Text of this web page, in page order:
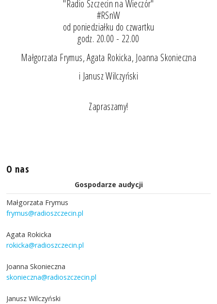
"Radio Szczecin na Wieczór"
#RSnW
od poniedziałku do czwartku
godz. 20.00 - 22.00
Małgorzata Frymus, Agata Rokicka, Joanna Skonieczna
i Janusz Wilczyński
Zapraszamy!
O nas
Gospodarze audycji
Małgorzata Frymus
frymus@radioszczecin.pl
Agata Rokicka
rokicka@radioszczecin.pl
Joanna Skonieczna
skonieczna@radioszczecin.pl
Janusz Wilczyński